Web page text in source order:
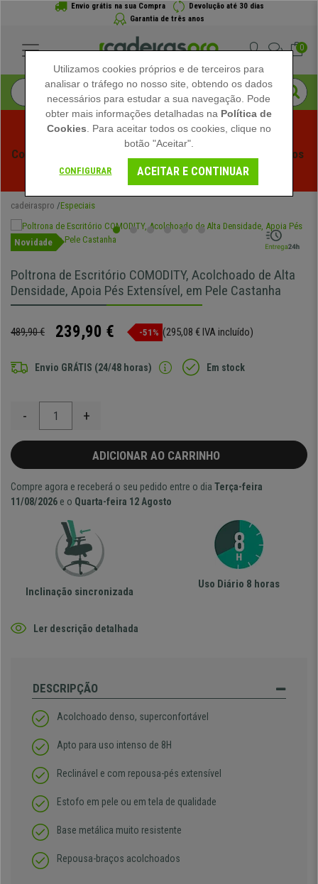
Envio grátis na sua Compra
Devolução até 30 dias
Garantia de três anos
0
Começam os Saldos de Verão em Cadeiraspro! Descontos
Exclusivos por Tempo Limitado - Ver Promoção
cadeiraspro Especiais
Novidade
Poltrona de Escritório COMODITY, Acolchoado de Alta
Densidade, Apoia Pés Extensível, em Pele Castanha
489,90 € 239,90 € -51% (295,08 € IVA incluído)
Envio GRÁTIS (24/48 horas) Em stock
- +
ADICIONAR AO CARRINHO
Compre agora e receberá o seu pedido entre o dia Terça-feira
11/08/2026 e o Quarta-feira 12 Agosto
Inclinação sincronizada
Uso Diário 8 horas
Ler descrição detalhada
DESCRIPÇÃO
Acolchoado denso, superconfortável
Apto para uso intenso de 8H
Reclinável e com repousa-pés extensível
Estofo em pele ou em tela de qualidade
Base metálica muito resistente
Repousa-braços acolchoados
Utilizamos cookies próprios e de terceiros para
analisar o tráfego no nosso site, obtendo os dados
necessários para estudar a sua navegação. Pode
obter mais informações detalhadas na Política de
Cookies . Para aceitar todos os cookies, clique no
botão "Aceitar".
CONFIGURAR ACEITAR E CONTINUAR